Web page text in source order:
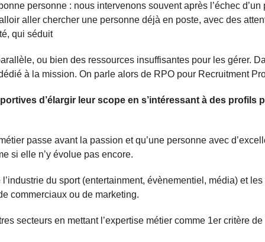
personne : nous intervenons souvent après l’échec
aller chercher une personne déjà en poste, avec des
qui séduit
ou bien des ressources insuffisantes pour les gérer.
à la mission. On parle alors de RPO pour Recruitment
d’élargir leur scope en s’intéressant à des profils
passe avant la passion et qu’une personne avec
si elle n’y évolue pas encore.
du sport (entertainment, évènementiel, média) et
commerciaux ou de marketing.
secteurs en mettant l’expertise métier comme 1er critère